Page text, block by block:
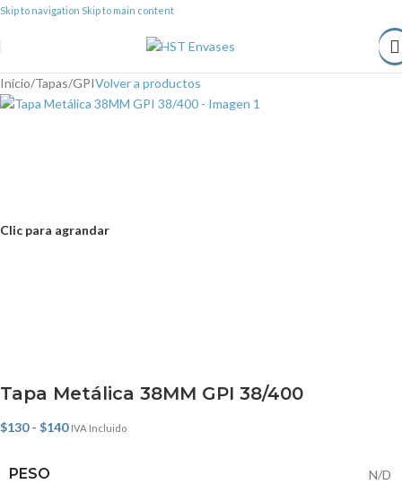
Skip to navigation Skip to main content
Inicio/Tapas/GPIVolver a productos
Clic para agrandar
Tapa Metálica 38MM GPI 38/400
$130 - $140 IVA Incluido
PESO N/D